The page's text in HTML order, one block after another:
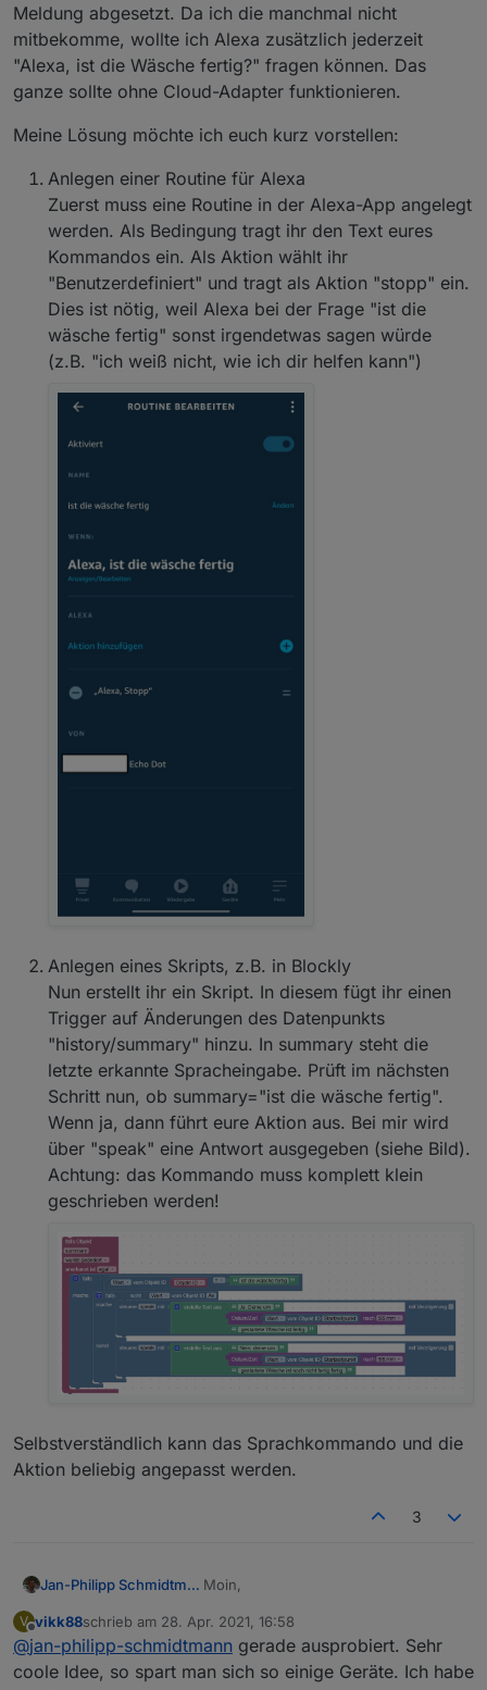
Meldung abgesetzt. Da ich die manchmal nicht
mitbekomme, wollte ich Alexa zusätzlich jederzeit
"Alexa, ist die Wäsche fertig?" fragen können. Das
ganze sollte ohne Cloud-Adapter funktionieren.
Meine Lösung möchte ich euch kurz vorstellen:
Anlegen einer Routine für Alexa
Zuerst muss eine Routine in der Alexa-App angelegt
werden. Als Bedingung tragt ihr den Text eures
Kommandos ein. Als Aktion wählt ihr
"Benutzerdefiniert" und tragt als Aktion "stopp" ein.
Dies ist nötig, weil Alexa bei der Frage "ist die
wäsche fertig" sonst irgendetwas sagen würde
(z.B. "ich weiß nicht, wie ich dir helfen kann")
Anlegen eines Skripts, z.B. in Blockly
Nun erstellt ihr ein Skript. In diesem fügt ihr einen
Trigger auf Änderungen des Datenpunkts
"history/summary" hinzu. In summary steht die
letzte erkannte Spracheingabe. Prüft im nächsten
Schritt nun, ob summary="ist die wäsche fertig".
Wenn ja, dann führt eure Aktion aus. Bei mir wird
über "speak" eine Antwort ausgegeben (siehe Bild).
Achtung: das Kommando muss komplett klein
geschrieben werden!
Selbstverständlich kann das Sprachkommando und die
Aktion beliebig angepasst werden.
3
Jan-Philipp Schmidtmann Moin,
ich war auf der Suche nach einer
Möglichkeit, um miteinfachen frei
definierbaren Alexa-Kommandos
Konkret wollte ich den Zustand meiner
V
Offline
vikk88schrieb am 28. Apr. 2021, 16:58
zuletzt editiert von
@jan-philipp-schmidtmann gerade ausprobiert. Sehr
coole Idee, so spart man sich so einige Geräte. Ich habe